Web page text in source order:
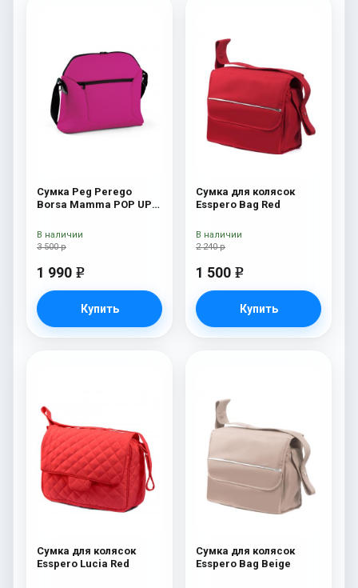
Сумка Peg Perego
Borsa Mamma POP UP
3 500 р
1 990 e
Купить
В наличии
Сумка для колясок
Esspero Bag Red
2 240 р
1 500 e
Купить
В наличии
Сумка для колясок
Esspero Lucia Red
Сумка для колясок
Esspero Bag Beige